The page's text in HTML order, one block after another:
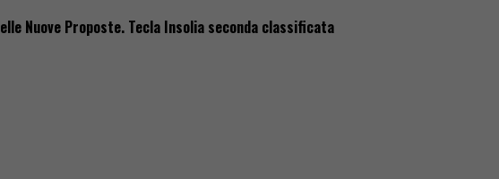
Nuove Proposte. Tecla Insolia seconda classificata